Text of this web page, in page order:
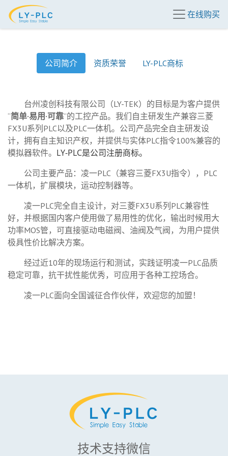
在线购买
公司简介 资质荣誉 LY-PLC商标
台州凌创科技有限公司（LY-TEK）的目标是为客户提供
“简单·易用·可靠”的工控产品。我们自主研发生产兼容三菱
FX3U系列PLC以及PLC一体机。公司产品完全自主研发设
计，拥有自主知识产权，并提供与实体PLC指令100%兼容的
模拟器软件。 LY-PLC是公司注册商标。
公司主要产品：凌一PLC（兼容三菱FX3U指令），PLC
一体机，扩展模块，运动控制器等。
凌一PLC完全自主设计，对三菱FX3U系列PLC兼容性
好，并根据国内客户使用做了易用性的优化，输出时候用大
功率MOS管，可直接驱动电磁阀、油阀及气阀，为用户提供
极具性价比解决方案。
经过近10年的现场运行和测试，实践证明凌一PLC品质
稳定可靠，抗干扰性能优秀，可应用于各种工控场合。
凌一PLC面向全国诚征合作伙伴，欢迎您的加盟！
技术支持微信